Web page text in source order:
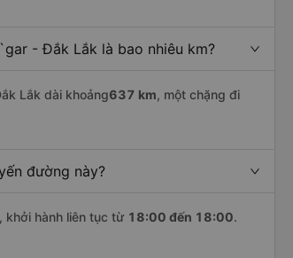
- Đắk Lắk là bao nhiêu km?
Lắk dài khoảng637 km, một chặng đi
đường này?
khởi hành liên tục từ 18:00 đến 18:00.